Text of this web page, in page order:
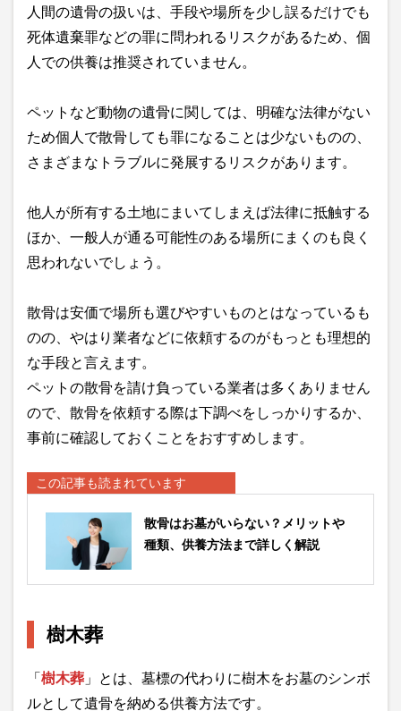
人間の遺骨の扱いは、手段や場所を少し誤るだけでも
死体遺棄罪などの罪に問われるリスクがあるため、個
人での供養は推奨されていません。
ペットなど動物の遺骨に関しては、明確な法律がない
ため個人で散骨しても罪になることは少ないものの、
さまざまなトラブルに発展するリスクがあります。
他人が所有する土地にまいてしまえば法律に抵触する
ほか、一般人が通る可能性のある場所にまくのも良く
思われないでしょう。
散骨は安価で場所も選びやすいものとはなっているも
のの、やはり業者などに依頼するのがもっとも理想的
な手段と言えます。
ペットの散骨を請け負っている業者は多くありません
ので、散骨を依頼する際は下調べをしっかりするか、
事前に確認しておくことをおすすめします。
この記事も読まれています
散骨はお墓がいらない？メリットや
種類、供養方法まで詳しく解説
樹木葬
「 樹木葬 」とは、墓標の代わりに樹木をお墓のシンボ
ルとして遺骨を納める供養方法です。